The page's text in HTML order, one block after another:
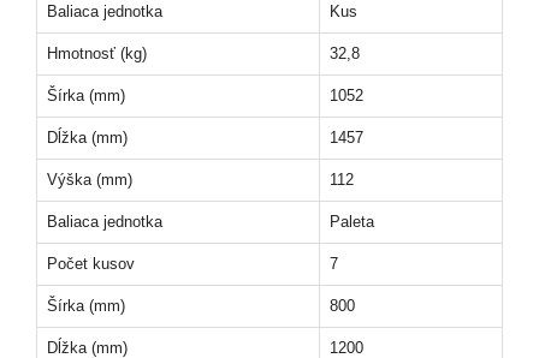
Baliaca jednotka Kus
Hmotnosť (kg) 32,8
Šírka (mm) 1052
Dĺžka (mm) 1457
Výška (mm) 112
Baliaca jednotka Paleta
Počet kusov 7
Šírka (mm) 800
Dĺžka (mm) 1200